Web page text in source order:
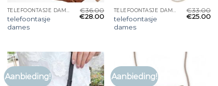
TELEFOONTASJE DAMES
telefoontasje
dames
€36.00
€28.00
TELEFOONTASJE DAMES
telefoontasje
dames
€33.00
€25.00
Aanbieding! Aanbieding!